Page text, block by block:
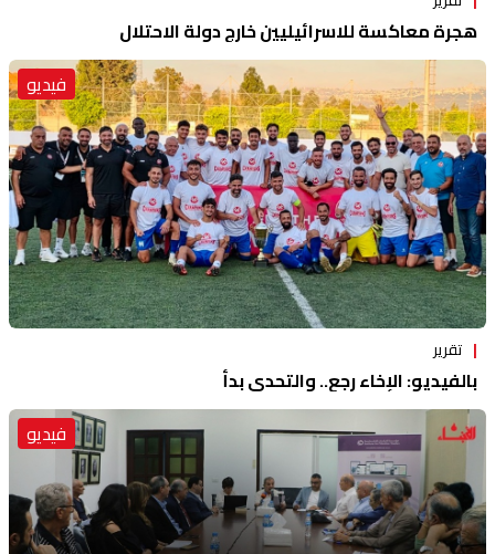
هجرة معاكسة للاسرائيليين خارج دولة الاحتلال
فيديو
تقرير
بالفيديو: الإخاء رجع.. والتحدي بدأ
فيديو